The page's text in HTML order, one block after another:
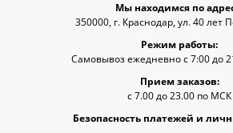
Мы находимся по
350000, г. Краснодар, ул. 40 лет
Режим работы:
Самовывоз ежедневно с 7:00 до
Прием заказов:
с 7.00 до 23.00 по МСК
Безопасность платежей и